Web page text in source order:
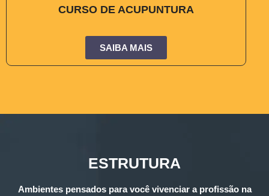
CURSO DE ACUPUNTURA
SAIBA MAIS
ESTRUTURA
Ambientes pensados para você vivenciar a profissão na